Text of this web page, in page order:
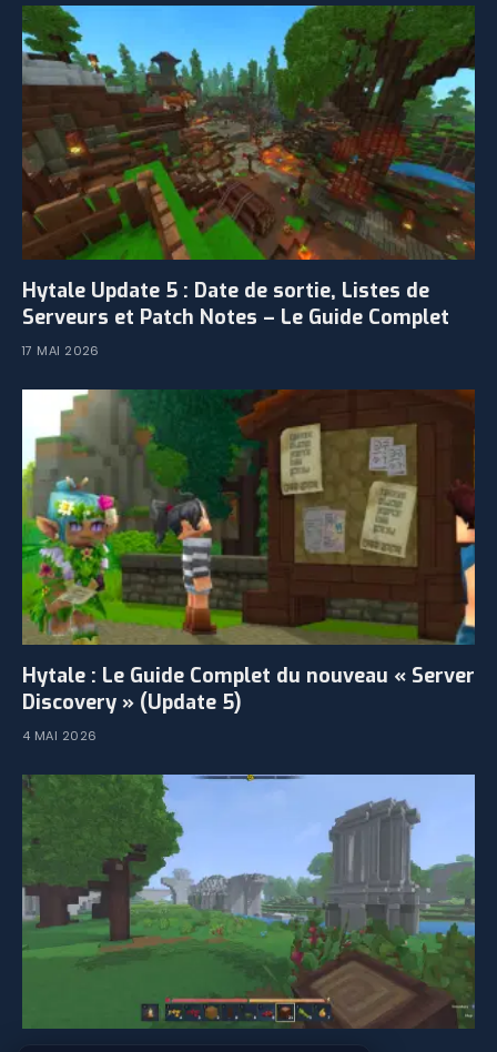
Hytale Update 5 : Date de sortie, Listes de
Serveurs et Patch Notes – Le Guide Complet
17 MAI 2026
Hytale : Le Guide Complet du nouveau « Server
Discovery » (Update 5)
4 MAI 2026